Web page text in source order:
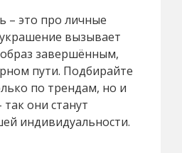
– это про личные
вызывает
завершённым,
пути. Подбирайте
по трендам, но и
они станут
индивидуальности.